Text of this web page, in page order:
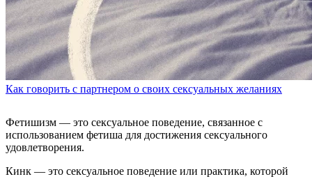
Как говорить с партнером о своих сексуальных желаниях
Фетишизм — это сексуальное поведение, связанное с
использованием фетиша для достижения сексуального
удовлетворения.
Кинк — это сексуальное поведение или практика, которой